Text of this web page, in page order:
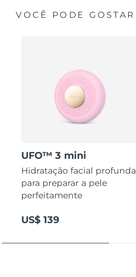
VOCÊ PODE GOSTAR
UFO™ 3 mini
Hidratação facial profunda
para preparar a pele
perfeitamente
US$ 139